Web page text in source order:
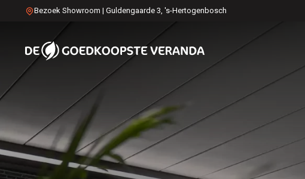
Bezoek Showroom | Guldengaarde 3, 's-Hertogenbosch